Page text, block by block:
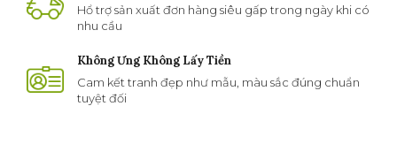
Hổ trợ sản xuất đơn hàng siêu gấp trong ngày khi có
nhu cầu
Không Ưng Không Lấy Tiền
Cam kết tranh đẹp như mẫu, màu sắc đúng chuẩn
tuyệt đối